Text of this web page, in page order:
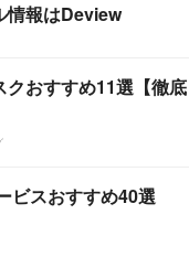
情報はDeview
おすすめ11選【徹底
ビスおすすめ40選